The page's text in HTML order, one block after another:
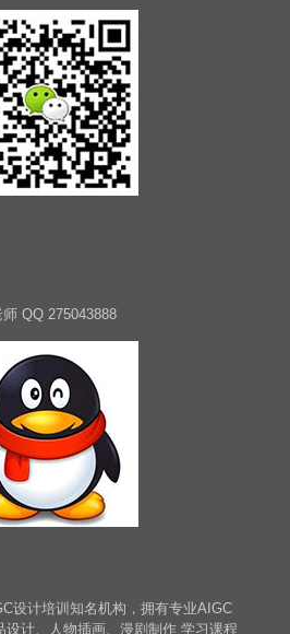
师 QQ 275043888
设计培训知名机构，拥有专业AIGC
设计、人物插画、漫剧制作 学习课程